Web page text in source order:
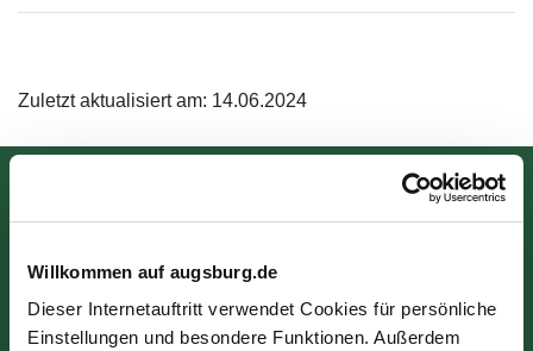
Willkommen auf augsburg.de
Dieser Internetauftritt verwendet Cookies für persönliche
Einstellungen und besondere Funktionen. Außerdem
Zuletzt aktualisiert am: 14.06.2024
86150 Augsburg